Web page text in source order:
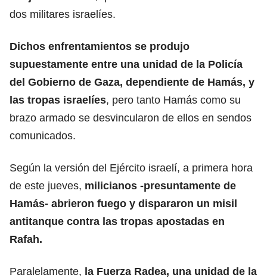
dos militares israelíes.
Dichos enfrentamientos se produjo
supuestamente entre una unidad de la Policía
del Gobierno de Gaza, dependiente de Hamás, y
las tropas israelíes, pero tanto Hamás como su
brazo armado se desvincularon de ellos en sendos
comunicados.
Según la versión del Ejército israelí, a primera hora
de este jueves, milicianos -presuntamente de
Hamás- abrieron fuego y dispararon un misil
antitanque contra las tropas apostadas en
Rafah.
Paralelamente, la Fuerza Radea, una unidad de la